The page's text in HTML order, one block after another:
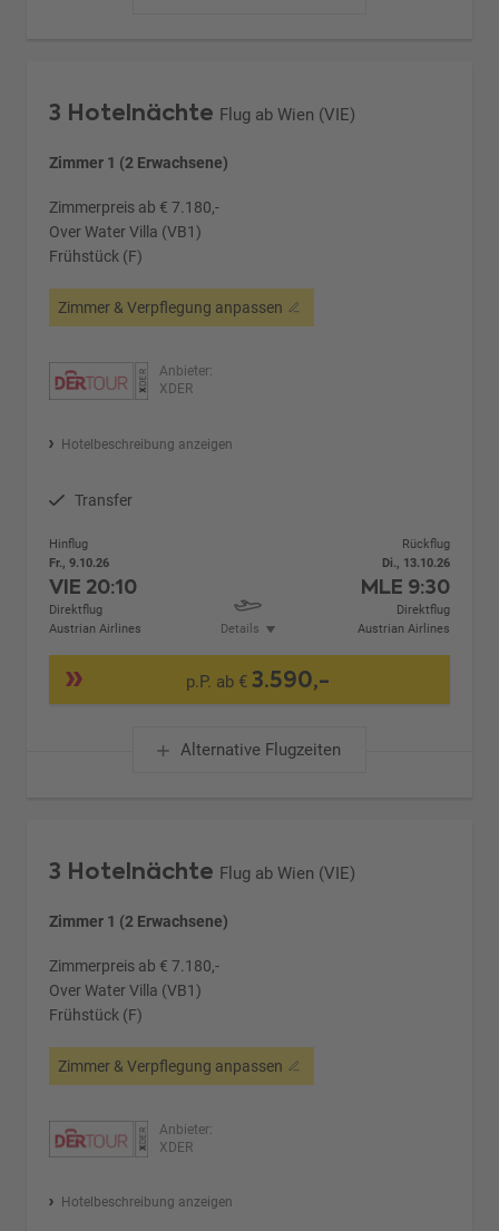
3 Hotelnächte Flug ab Wien (VIE)
Zimmer 1 (2 Erwachsene)
Zimmerpreis ab € 7.180,-
Over Water Villa (VB1)
Frühstück (F)
Zimmer & Verpflegung anpassen
Anbieter:
XDER
Hotelbeschreibung anzeigen
Transfer
Hinflug
Fr., 9.10.26
VIE 20:10
Direktflug
Austrian Airlines
Details
Rückflug
Di., 13.10.26
MLE 9:30
Direktflug
Austrian Airlines
p.P. ab € 3.590,-
Alternative Flugzeiten
3 Hotelnächte Flug ab Wien (VIE)
Zimmer 1 (2 Erwachsene)
Zimmerpreis ab € 7.180,-
Over Water Villa (VB1)
Frühstück (F)
Zimmer & Verpflegung anpassen
Anbieter:
XDER
Hotelbeschreibung anzeigen